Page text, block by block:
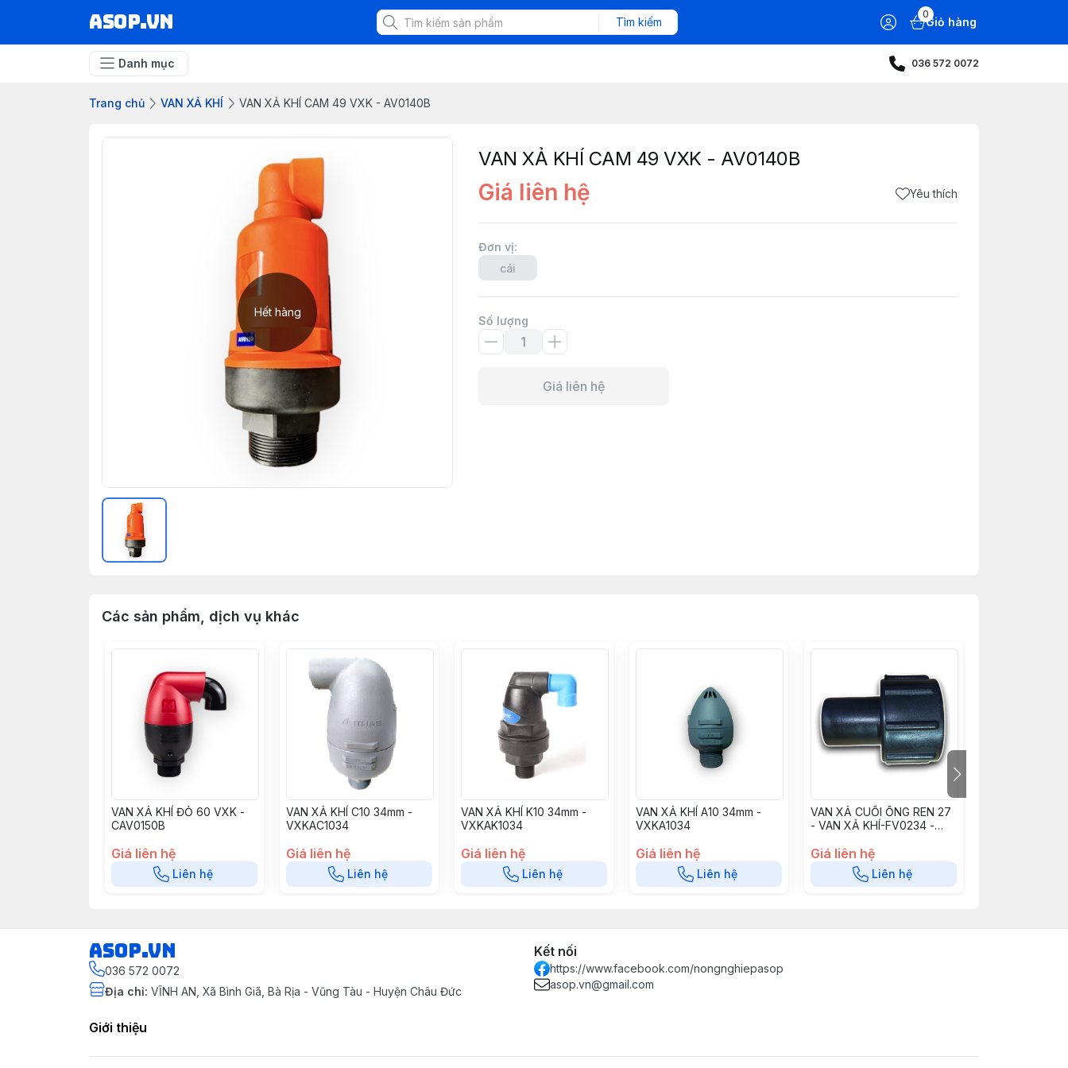
asop.vn Tìm kiếm
0
Giỏ hàng
Danh mục 036 572 0072
Trang chủ VAN XẢ KHÍ VAN XẢ KHÍ CAM 49 VXK - AV0140B
Hết hàng
VAN XẢ KHÍ CAM 49 VXK - AV0140B
Giá liên hệ Yêu thích
Đơn vị:
cái
Số lượng
Giá liên hệ
Các sản phẩm, dịch vụ khác
VAN XẢ KHÍ ĐỎ 60 VXK -
CAV0150B
Giá liên hệ
Liên hệ
VAN XẢ KHÍ C10 34mm -
VXKAC1034
Giá liên hệ
Liên hệ
VAN XẢ KHÍ K10 34mm -
VXKAK1034
Giá liên hệ
Liên hệ
VAN XẢ KHÍ A10 34mm -
VXKA1034
Giá liên hệ
Liên hệ
VAN XẢ CUỐI ỐNG REN 27
- VAN XẢ KHÍ-FV0234 -
Giá liên hệ
Liên hệ
asop.vn
036 572 0072
Địa chỉ: VĨNH AN, Xã Bình Giã, Bà Rịa - Vũng Tàu - Huyện Châu Đức
Kết nối
https://www.facebook.com/nongnghiepasop
asop.vn@gmail.com
Giới thiệu